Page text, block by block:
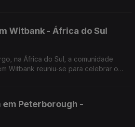
Witbank - África do Sul
na África do Sul, a comunidade
Witbank reuniu-se para celebrar o
em Peterborough -